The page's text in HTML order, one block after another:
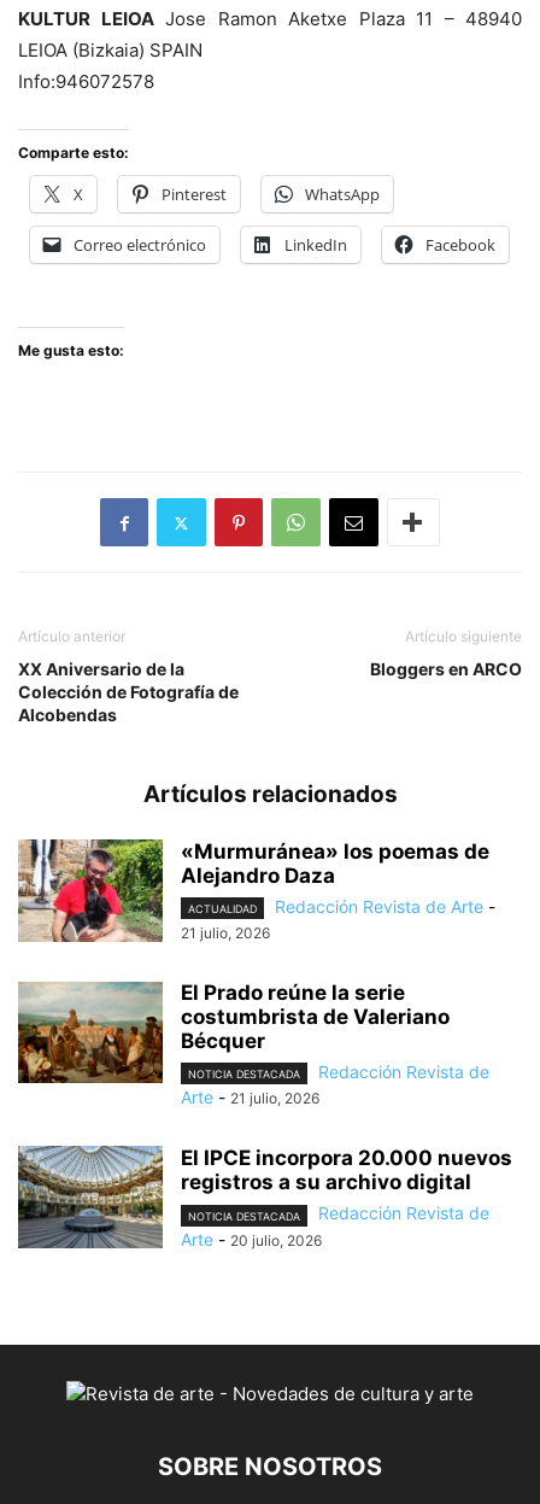
KULTUR LEIOAJose Ramon Aketxe Plaza 11 – 48940
LEIOA (Bizkaia) SPAIN
Info:946072578
Comparte esto:
X Pinterest WhatsApp
Correo electrónico LinkedIn Facebook
Me gusta esto:
Artículo anterior
XX Aniversario de la
Colección de Fotografía de
Alcobendas
Artículo siguiente
Bloggers en ARCO
Artículos relacionados
«Murmuránea» los poemas de
Alejandro Daza
ACTUALIDAD Redacción Revista de Arte -
21 julio, 2026
El Prado reúne la serie
costumbrista de Valeriano
Bécquer
NOTICIA DESTACADA
Redacción Revista de
Arte - 21 julio, 2026
El IPCE incorpora 20.000 nuevos
registros a su archivo digital
NOTICIA DESTACADA
Redacción Revista de
Arte - 20 julio, 2026
SOBRE NOSOTROS